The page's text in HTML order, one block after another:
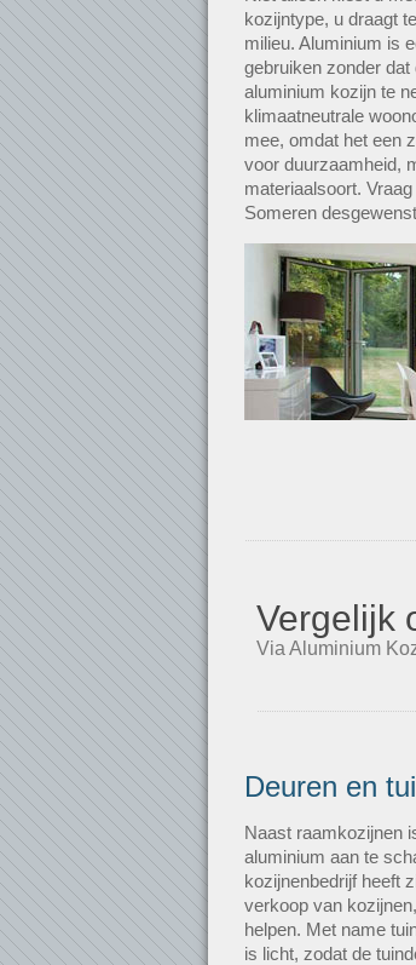
kozijntype, u draagt
milieu. Aluminium is
gebruiken zonder
aluminium kozijn te
klimaatneutrale
mee, omdat het een
voor duurzaamheid,
materiaalsoort.
Someren
Vergelijk
Via Aluminium
Deuren en
Naast raamkozijnen
aluminium aan te
kozijnenbedrijf heeft
verkoop van
helpen. Met name
is licht, zodat de